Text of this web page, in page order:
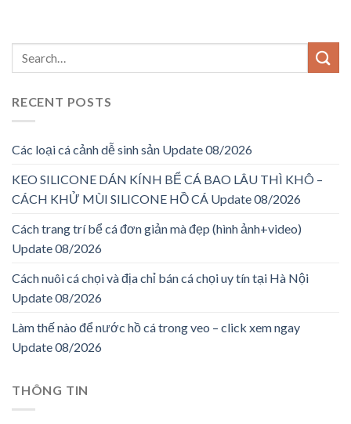
RECENT POSTS
Các loại cá cảnh dễ sinh sản Update 08/2026
KEO SILICONE DÁN KÍNH BỂ CÁ BAO LÂU THÌ KHÔ –
CÁCH KHỬ MÙI SILICONE HỒ CÁ Update 08/2026
Cách trang trí bể cá đơn giản mà đẹp (hình ảnh+video)
Update 08/2026
Cách nuôi cá chọi và địa chỉ bán cá chọi uy tín tại Hà Nội
Update 08/2026
Làm thế nào để nước hồ cá trong veo – click xem ngay
Update 08/2026
THÔNG TIN